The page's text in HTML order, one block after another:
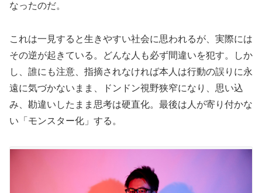
なったのだ。
これは一見すると生きやすい社会に思われるが、実際には
その逆が起きている。どんな人も必ず間違いを犯す。しか
し、誰にも注意、指摘されなければ本人は行動の誤りに永
遠に気づかないまま、ドンドン視野狭窄になり、思い込
み、勘違いしたまま思考は硬直化。最後は人が寄り付かな
い「モンスター化」する。